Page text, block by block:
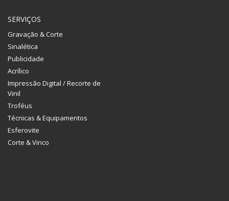
SERVIÇOS
Gravação & Corte
Sinalética
Publicidade
Acrílico
Impressão Digital / Recorte de
Vinil
Troféus
Técnicas & Equipamentos
Esferovite
Corte & Vinco